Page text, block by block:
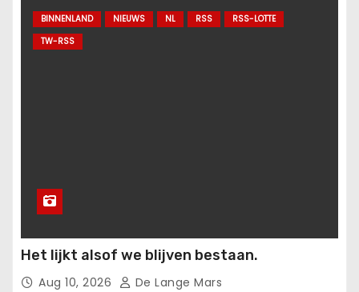
BINNENLAND NIEUWS NL RSS
RSS-LOTTE
TW-RSS
Het lijkt alsof we blijven bestaan.
Aug 10, 2026 De Lange Mars